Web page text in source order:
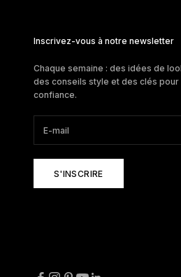
Inscrivez-vous à notre newsletter
Chaque semaine : des idées de
des conseils style et des clés pour
confiance.
S'INSCRIRE